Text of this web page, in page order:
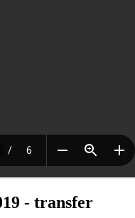
- transfer